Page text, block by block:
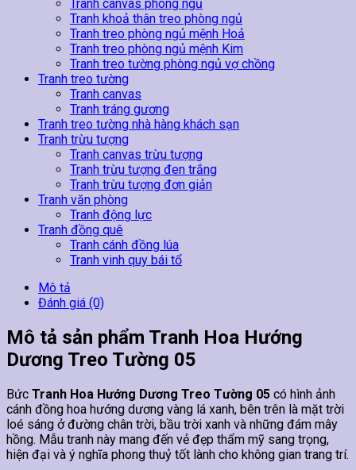
Tranh canvas phòng ngủ
Tranh khoả thân treo phòng ngủ
Tranh treo phòng ngủ mệnh Hoả
Tranh treo phòng ngủ mệnh Kim
Tranh treo tường phòng ngủ vợ chồng
Tranh treo tường
Tranh canvas
Tranh tráng gương
Tranh treo tường nhà hàng khách sạn
Tranh trừu tượng
Tranh canvas trừu tượng
Tranh trừu tượng đen trắng
Tranh trừu tượng đơn giản
Tranh văn phòng
Tranh động lực
Tranh đồng quê
Tranh cánh đồng lúa
Tranh vinh quy bái tổ
Mô tả
Đánh giá (0)
Mô tả sản phẩm Tranh Hoa Hướng
Dương Treo Tường 05
Bức Tranh Hoa Hướng Dương Treo Tường 05 có hình ảnh
cánh đồng hoa hướng dương vàng lá xanh, bên trên là mặt trời
loé sáng ở đường chân trời, bầu trời xanh và những đám mây
hồng. Mẫu tranh này mang đến vẻ đẹp thẩm mỹ sang trọng,
hiện đại và ý nghĩa phong thuỷ tốt lành cho không gian trang trí.